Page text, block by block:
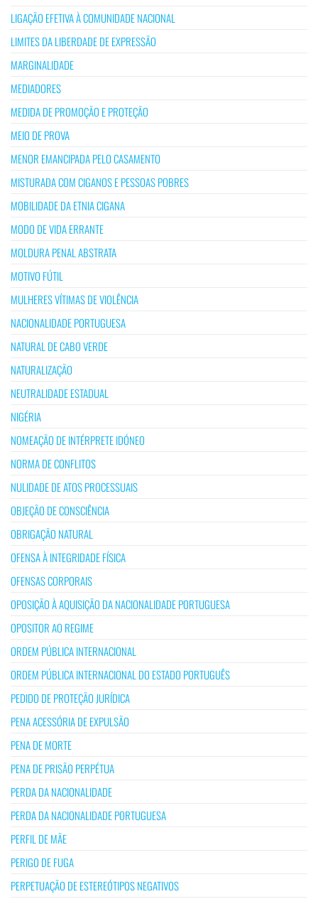
LIGAÇÃO EFETIVA À COMUNIDADE NACIONAL
LIMITES DA LIBERDADE DE EXPRESSÃO
MARGINALIDADE
MEDIADORES
MEDIDA DE PROMOÇÃO E PROTEÇÃO
MEIO DE PROVA
MENOR EMANCIPADA PELO CASAMENTO
MISTURADA COM CIGANOS E PESSOAS POBRES
MOBILIDADE DA ETNIA CIGANA
MODO DE VIDA ERRANTE
MOLDURA PENAL ABSTRATA
MOTIVO FÚTIL
MULHERES VÍTIMAS DE VIOLÊNCIA
NACIONALIDADE PORTUGUESA
NATURAL DE CABO VERDE
NATURALIZAÇÃO
NEUTRALIDADE ESTADUAL
NIGÉRIA
NOMEAÇÃO DE INTÉRPRETE IDÓNEO
NORMA DE CONFLITOS
NULIDADE DE ATOS PROCESSUAIS
OBJEÇÃO DE CONSCIÊNCIA
OBRIGAÇÃO NATURAL
OFENSA À INTEGRIDADE FÍSICA
OFENSAS CORPORAIS
OPOSIÇÃO À AQUISIÇÃO DA NACIONALIDADE PORTUGUESA
OPOSITOR AO REGIME
ORDEM PÚBLICA INTERNACIONAL
ORDEM PÚBLICA INTERNACIONAL DO ESTADO PORTUGUÊS
PEDIDO DE PROTEÇÃO JURÍDICA
PENA ACESSÓRIA DE EXPULSÃO
PENA DE MORTE
PENA DE PRISÃO PERPÉTUA
PERDA DA NACIONALIDADE
PERDA DA NACIONALIDADE PORTUGUESA
PERFIL DE MÃE
PERIGO DE FUGA
PERPETUAÇÃO DE ESTEREÓTIPOS NEGATIVOS